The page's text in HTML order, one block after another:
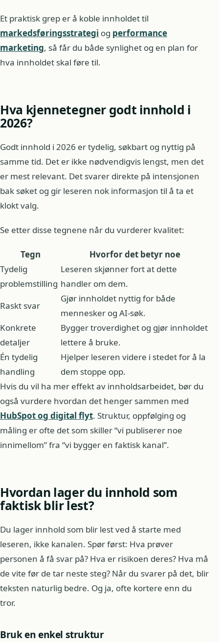
Et praktisk grep er å koble innholdet til
markedsføringsstrategi og performance
marketing, så får du både synlighet og en plan for
hva innholdet skal føre til.
Hva kjennetegner godt innhold i
2026?
Godt innhold i 2026 er tydelig, søkbart og nyttig på
samme tid. Det er ikke nødvendigvis lengst, men det
er mest relevant. Det svarer direkte på intensjonen
bak søket og gir leseren nok informasjon til å ta et
klokt valg.
Se etter disse tegnene når du vurderer kvalitet:
Tegn
Hvorfor det betyr noe
Tydelig
problemstilling
Leseren skjønner fort at dette
handler om dem.
Raskt svar
Gjør innholdet nyttig for både
mennesker og AI-søk.
Konkrete
detaljer
Bygger troverdighet og gjør innholdet
lettere å bruke.
Én tydelig
handling
Hjelper leseren videre i stedet for å la
dem stoppe opp.
Hvis du vil ha mer effekt av innholdsarbeidet, bør du
også vurdere hvordan det henger sammen med
HubSpot og digital flyt. Struktur, oppfølging og
måling er ofte det som skiller “vi publiserer noe
innimellom” fra “vi bygger en faktisk kanal”.
Hvordan lager du innhold som
faktisk blir lest?
Du lager innhold som blir lest ved å starte med
leseren, ikke kanalen. Spør først: Hva prøver
personen å få svar på? Hva er risikoen deres? Hva må
de vite før de tar neste steg? Når du svarer på det, blir
teksten naturlig bedre. Og ja, ofte kortere enn du
tror.
Bruk en enkel struktur